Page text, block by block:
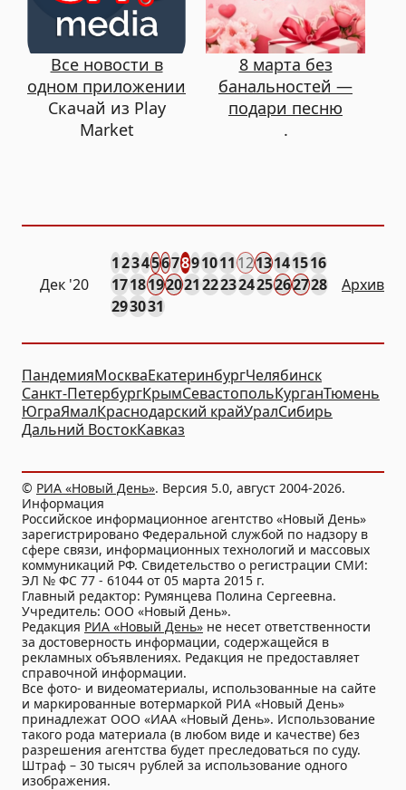
Все новости в
одном приложении
Скачай из Play
Market
8 марта без
банальностей —
подари песню
.
Дек '20
12345678910111213141516
171819202122232425262728
293031
Архив
ПандемияМоскваЕкатеринбургЧелябинск
Санкт-ПетербургКрымСевастопольКурганТюмень
ЮграЯмалКраснодарский крайУралСибирь
Дальний ВостокКавказ
© РИА «Новый День». Версия 5.0, август 2004-2026.
Информация
Российское информационное агентство «Новый День»
зарегистрировано Федеральной службой по надзору в
сфере связи, информационных технологий и массовых
коммуникаций РФ. Свидетельство о регистрации СМИ:
ЭЛ № ФС 77 - 61044 от 05 марта 2015 г.
Главный редактор: Румянцева Полина Сергеевна.
Учредитель: ООО «Новый День».
Редакция РИА «Новый День» не несет ответственности
за достоверность информации, содержащейся в
рекламных объявлениях. Редакция не предоставляет
справочной информации.
Все фото- и видеоматериалы, использованные на сайте
и маркированные вотермаркой РИА «Новый День»
принадлежат ООО «ИАА «Новый День». Использование
такого рода материала (в любом виде и качестве) без
разрешения агентства будет преследоваться по суду.
Штраф – 30 тысяч рублей за использование одного
изображения.